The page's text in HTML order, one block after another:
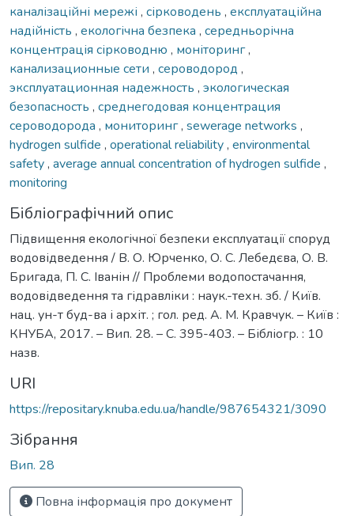
каналізаційні мережі , сірководень , експлуатаційна
надійність , екологічна безпека , середньорічна
концентрація сірководню , моніторинг,
канализационные сети , сероводород ,
эксплуатационная надежность , экологическая
безопасность , среднегодовая концентрация
сероводорода , мониторинг, sewerage networks ,
hydrogen sulfide , operational reliability, environmental
safety, average annual concentration of hydrogen sulfide ,
monitoring
Бібліографічний опис
Підвищення екологічної безпеки експлуатації споруд
водовідведення / В. О. Юрченко, О. С. Лебедєва, О. В.
Бригада, П. С. Іванін // Проблеми водопостачання,
водовідведення та гідравліки : наук.-техн. зб. / Київ.
нац. ун-т буд-ва і архіт. ; гол. ред. А. М. Кравчук. – Київ :
КНУБА, 2017. – Вип. 28. – С. 395-403. – Бібліогр. : 10
назв.
URI
https://repositary.knuba.edu.ua/handle/987654321/3090
Зібрання
Вип. 28
Повна інформація про документ